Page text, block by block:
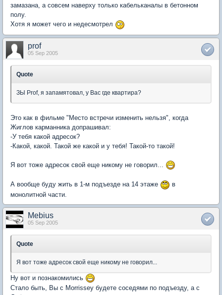
замазана, а совсем наверху только кабельканалы в бетонном
полу.
Хотя я может чего и недесмотрел
prof
05 Sep 2005
Quote
ЗЫ Prof, я запамятовал, у Вас где квартира?
Это как в фильме "Место встречи изменить нельзя", когда
Жиглов карманника допрашивал:
-У тебя какой адресок?
-Какой, какой. Такой же какой и у тебя! Такой-то такой!
Я вот тоже адресок свой еще никому не говорил...
А вообще буду жить в 1-м подъезде на 14 этаже
в
монолитной части.
Mebius
05 Sep 2005
Quote
Я вот тоже адресок свой еще никому не говорил...
Ну вот и познакомились
Стало быть, Вы с Morrissey будете соседями по подъезду, а с